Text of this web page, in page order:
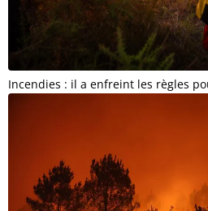
Incendies : il a enfreint les règles